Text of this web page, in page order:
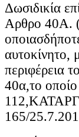
Δωσιδικία
Αρθρο 40Α.
αυτοκίνητο,
περιφέρεια
40α,το
165/